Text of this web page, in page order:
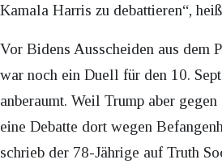
Kamala Harris zu debattieren“,
Vor Bidens Ausscheiden aus dem
war noch ein Duell für den 10.
anberaumt. Weil Trump aber
eine Debatte dort wegen
schrieb der 78-Jährige auf Truth